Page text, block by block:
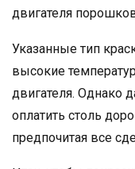
двигателя
Указанные тип
высокие
двигателя. Однако
оплатить столь
предпочитая все